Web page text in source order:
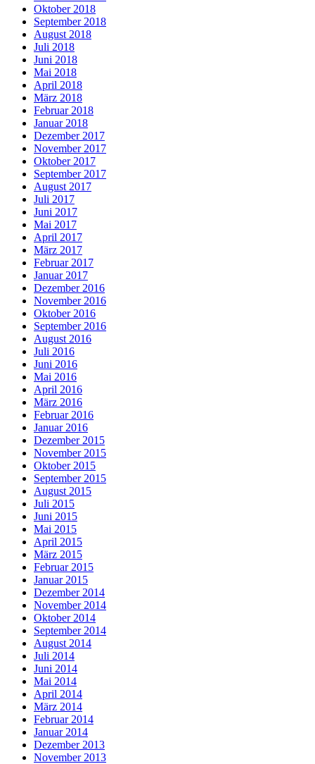
Oktober 2018
September 2018
August 2018
Juli 2018
Juni 2018
Mai 2018
April 2018
März 2018
Februar 2018
Januar 2018
Dezember 2017
November 2017
Oktober 2017
September 2017
August 2017
Juli 2017
Juni 2017
Mai 2017
April 2017
März 2017
Februar 2017
Januar 2017
Dezember 2016
November 2016
Oktober 2016
September 2016
August 2016
Juli 2016
Juni 2016
Mai 2016
April 2016
März 2016
Februar 2016
Januar 2016
Dezember 2015
November 2015
Oktober 2015
September 2015
August 2015
Juli 2015
Juni 2015
Mai 2015
April 2015
März 2015
Februar 2015
Januar 2015
Dezember 2014
November 2014
Oktober 2014
September 2014
August 2014
Juli 2014
Juni 2014
Mai 2014
April 2014
März 2014
Februar 2014
Januar 2014
Dezember 2013
November 2013